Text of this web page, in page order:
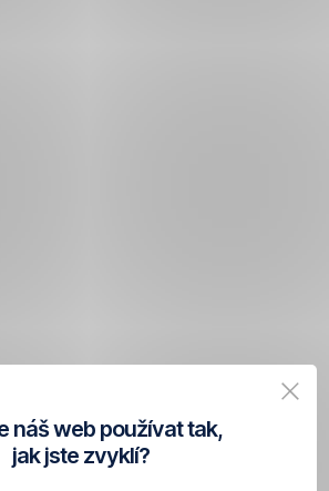
náš web používat tak,
jak jste zvyklí?